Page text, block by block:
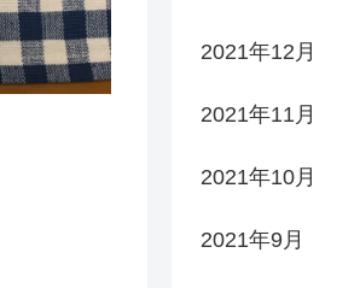
2021年12月
2021年11月
2021年10月
2021年9月